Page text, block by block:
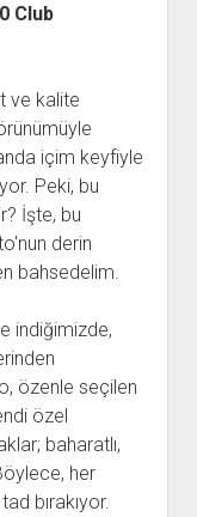
Club
ve kalite
içim keyfiyle
Peki, bu
İşte, bu
derin
bahsedelim.
indiğimizde,
özenle seçilen
özel
baharatlı,
her
bırakıyor.